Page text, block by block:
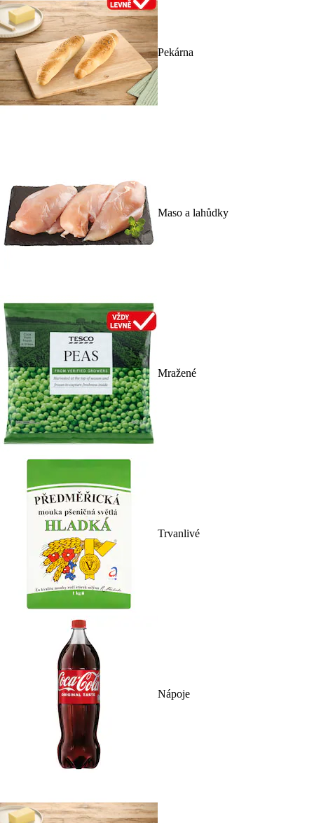
Pekárna
Maso a lahůdky
Mražené
Trvanlivé
Nápoje